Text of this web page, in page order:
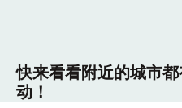
快来看看附近的城市
动！